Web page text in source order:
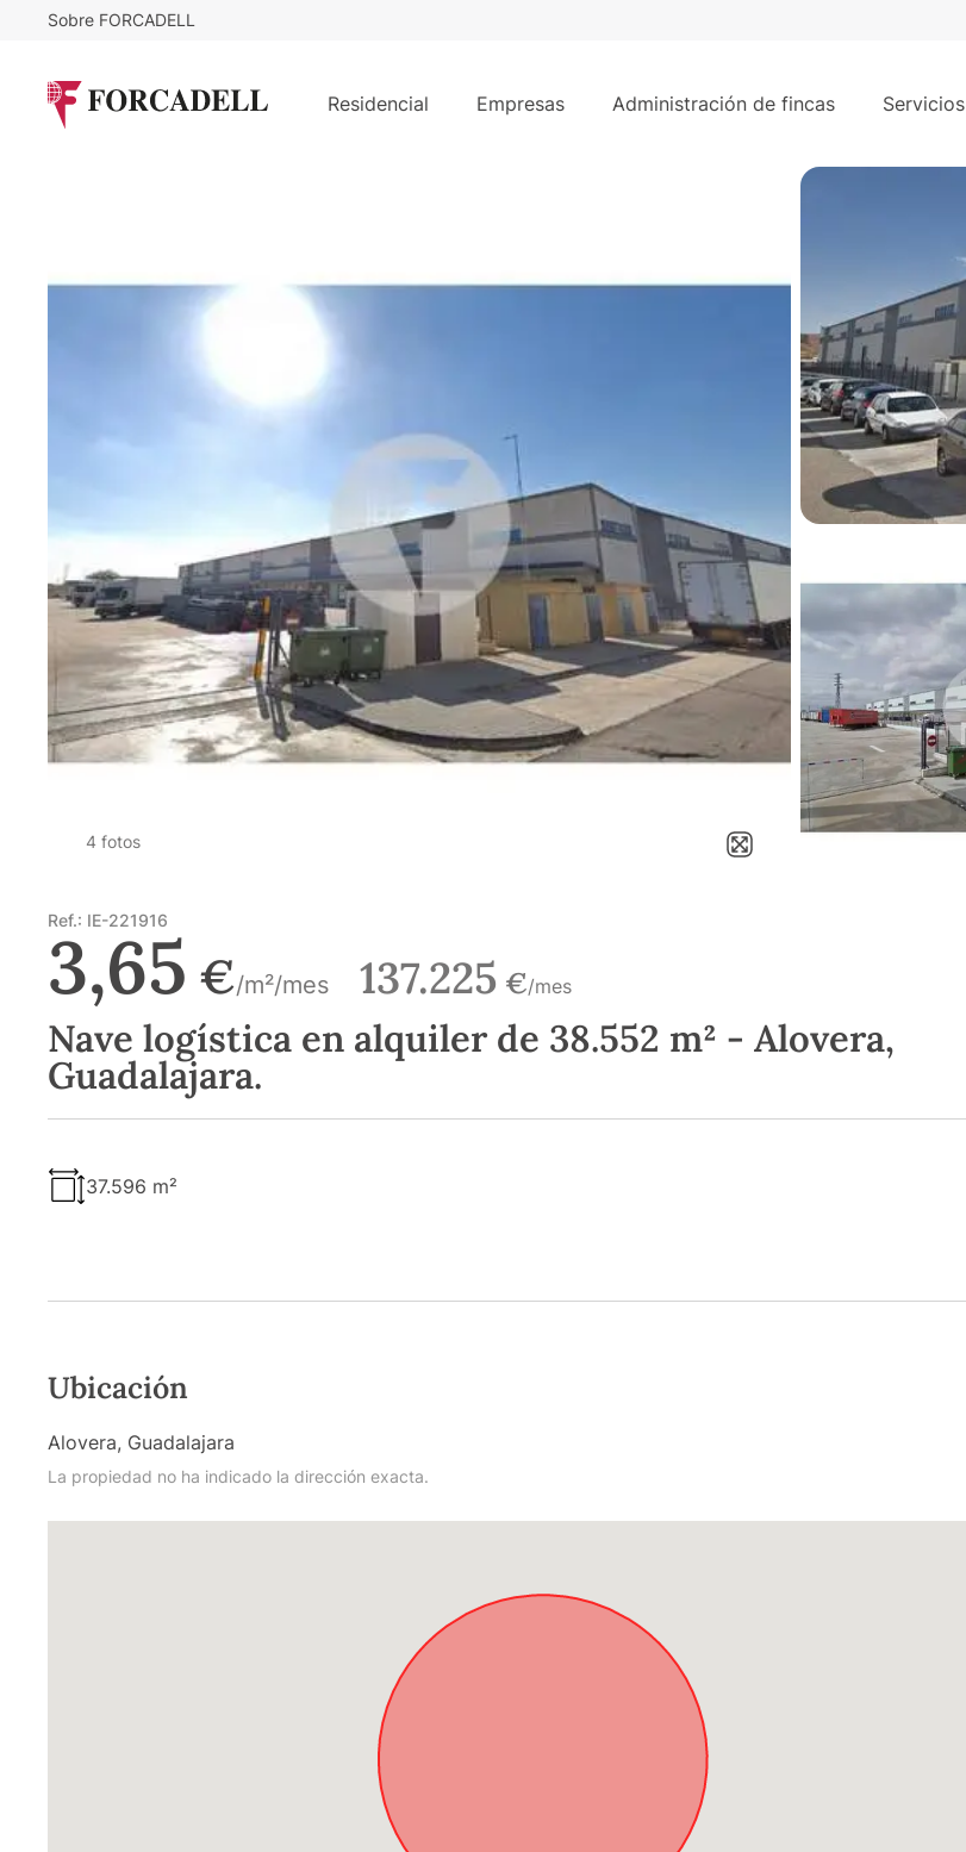
Sobre FORCADELL
Residencial Empresas Administración de fincas Servicios
Nave logística en alquiler de 38.552 m² - Alovera, Guadalajara.
4 fotos
Ref.: IE-221916
3,65 €/m²/mes 137.225 €/mes
Nave logística en alquiler de 38.552 m² - Alovera,
Guadalajara.
37.596 m²
Ubicación
Alovera, Guadalajara
La propiedad no ha indicado la dirección exacta.